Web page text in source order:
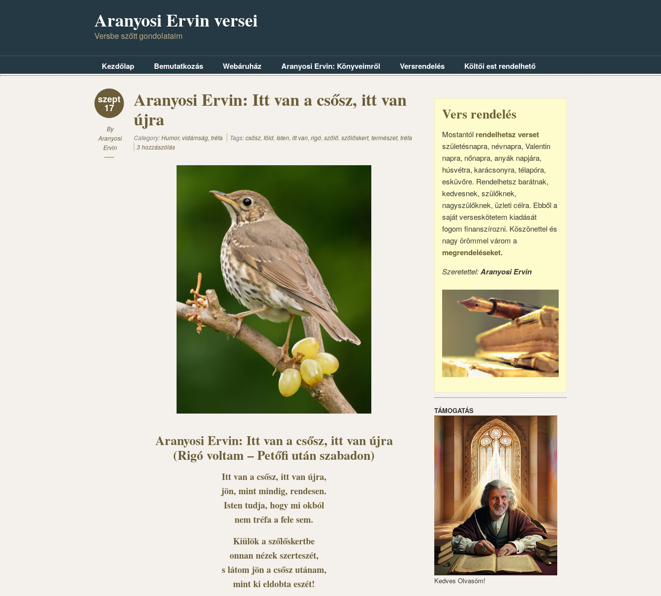
Aranyosi Ervin versei
Versbe szőtt gondolataim
Kezdőlap Bemutatkozás Webáruház Aranyosi Ervin: Könyveimről Versrendelés Költői est rendelhető
szept
17
By
Aranyosi
Ervin
Aranyosi Ervin: Itt van a csősz, itt van
újra
Category:Humor, vidámság, tréfa Tags:csősz, föld, Isten, itt van, rigó, szőlő, szőlőskert, természet, tréfa
3 hozzászólás
Aranyosi Ervin: Itt van a csősz, itt van újra
(Rigó voltam – Petőfi után szabadon)
Itt van a csősz, itt van újra,
jön, mint mindig, rendesen.
Isten tudja, hogy mi okból
nem tréfa a fele sem.
Kiülök a szőlőskertbe
onnan nézek szerteszét,
s látom jön a csősz utánam,
mint ki eldobta eszét!
Vers rendelés
Mostantól rendelhetsz verset
születésnapra, névnapra, Valentin
napra, nőnapra, anyák napjára,
húsvétra, karácsonyra, télapóra,
esküvőre. Rendelhetsz barátnak,
kedvesnek, szülőknek,
nagyszülőknek, üzleti célra. Ebből a
saját verseskötetem kiadását
fogom finanszírozni. Köszönettel és
nagy örömmel várom a
megrendeléseket.
Szeretettel:Aranyosi Ervin
TÁMOGATÁS
Kedves Olvasóm!